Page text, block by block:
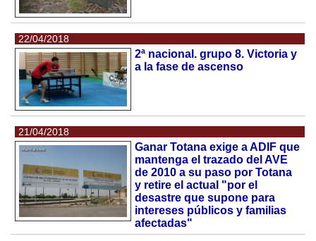
22/04/2018
2ª nacional. grupo 8. Victoria y
a la fase de ascenso
21/04/2018
Ganar Totana exige a ADIF que
mantenga el trazado del AVE
de 2010 a su paso por Totana
y retire el actual "por el
desastre que supone para
intereses públicos y familias
afectadas"